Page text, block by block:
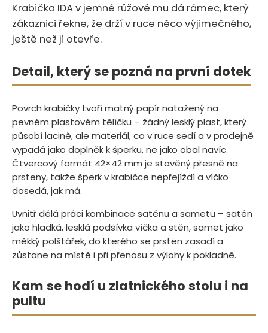
Krabička IDA v jemné růžové mu dá rámec, který
zákaznici řekne, že drží v ruce něco výjimečného,
ještě než ji otevře.
Detail, který se pozná na první dotek
Povrch krabičky tvoří matný papír natažený na
pevném plastovém tělíčku – žádný lesklý plast, který
působí lacině, ale materiál, co v ruce sedí a v prodejně
vypadá jako doplněk k šperku, ne jako obal navíc.
Čtvercový formát 42×42 mm je stavěný přesně na
prsteny, takže šperk v krabičce nepřejíždí a víčko
dosedá, jak má.
Uvnitř dělá práci kombinace saténu a sametu – satén
jako hladká, lesklá podšívka víčka a stěn, samet jako
měkký polštářek, do kterého se prsten zasadí a
zůstane na místě i při přenosu z výlohy k pokladně.
Kam se hodí u zlatnického stolu i na
pultu